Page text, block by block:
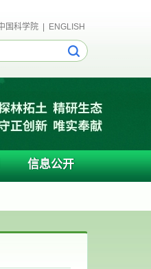
国科学院| ENGLISH
信息公开